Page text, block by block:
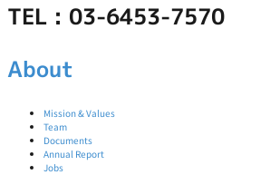
TEL : 03-6453-7570
About
Mission & Values
Team
Documents
Annual Report
Jobs